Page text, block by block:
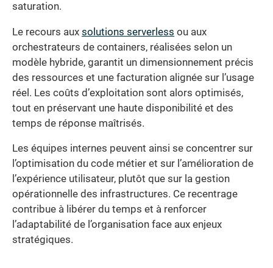
saturation.
Le recours aux solutions serverless ou aux
orchestrateurs de containers, réalisées selon un
modèle hybride, garantit un dimensionnement précis
des ressources et une facturation alignée sur l’usage
réel. Les coûts d’exploitation sont alors optimisés,
tout en préservant une haute disponibilité et des
temps de réponse maîtrisés.
Les équipes internes peuvent ainsi se concentrer sur
l’optimisation du code métier et sur l’amélioration de
l’expérience utilisateur, plutôt que sur la gestion
opérationnelle des infrastructures. Ce recentrage
contribue à libérer du temps et à renforcer
l’adaptabilité de l’organisation face aux enjeux
stratégiques.